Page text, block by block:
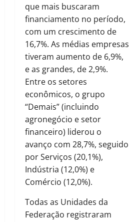
que mais buscaram
financiamento no período,
com um crescimento de
16,7%. As médias empresas
tiveram aumento de 6,9%,
e as grandes, de 2,9%.
Entre os setores
econômicos, o grupo
“Demais” (incluindo
agronegócio e setor
financeiro) liderou o
avanço com 28,7%, seguido
por Serviços (20,1%),
Indústria (12,0%) e
Comércio (12,0%).
Todas as Unidades da
Federação registraram